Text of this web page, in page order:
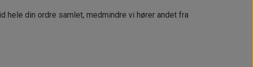
hele din ordre samlet, medmindre vi hører andet fra